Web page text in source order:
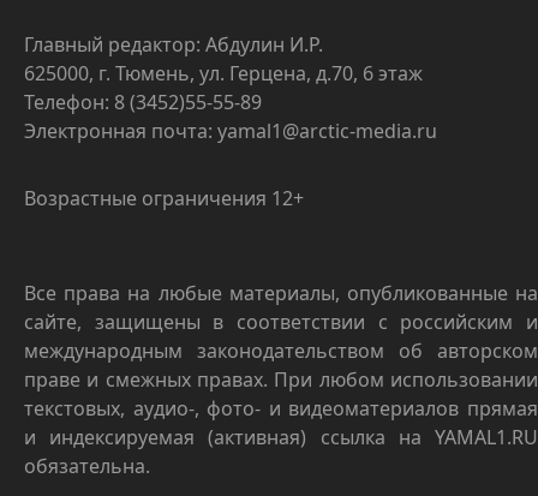
Главный редактор: Абдулин И.Р.
625000, г. Тюмень, ул. Герцена, д.70, 6 этаж
Телефон: 8 (3452)55-55-89
Электронная почта: yamal1@arctic-media.ru
Возрастные ограничения 12+
Все права на любые материалы, опубликованные на
сайте, защищены в соответствии с российским и
международным законодательством об авторском
праве и смежных правах. При любом использовании
текстовых, аудио-, фото- и видеоматериалов прямая
и индексируемая (активная) ссылка на YAMAL1.RU
обязательна.